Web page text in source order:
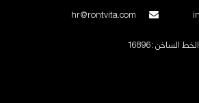
الخط الساخن :16896